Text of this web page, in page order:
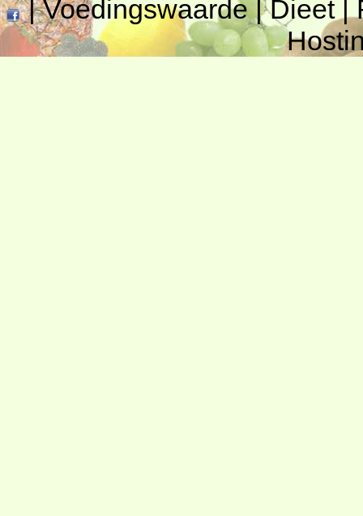
|Voedingswaarde|Dieet|